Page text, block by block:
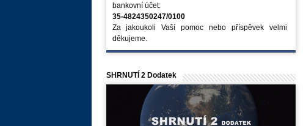
bankovní účet:
35-4824350247/0100
Za jakoukoli Vaší pomoc nebo příspěvek velmi
děkujeme.
SHRNUTÍ 2 Dodatek